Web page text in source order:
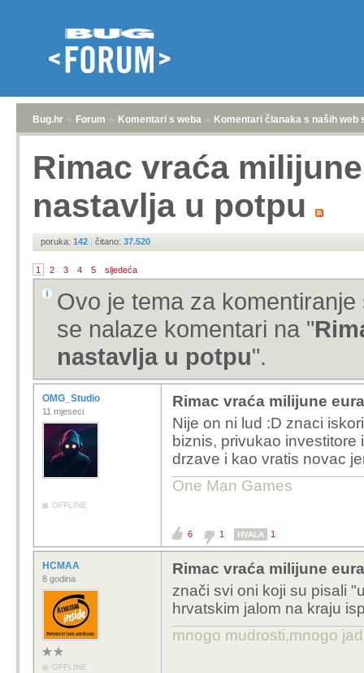
Bug.hr » Forum » Komentari s weba » Komentari članaka s naših web
Rimac vraća
nastavlja u potpu
poruka: 142 | čitano: 37.520
1 2 3 4 5 sljedeća
Ovo je tema za
se nalaze komentari na "
nastavlja u potpu".
OMG_Studio
11 mjeseci
OFFLINE
Rimac vraća milijune
Nije on ni lud :D znaci
biznis, privukao
drzave i kao vratis novac
One Man Games
6 1 HVALA 1
HCMAA
8 godina
OFFLINE
Rimac vraća milijune
znači svi oni koji su pisali
hrvatskim jalom na kraju
mnogo mudrosti,mnogo